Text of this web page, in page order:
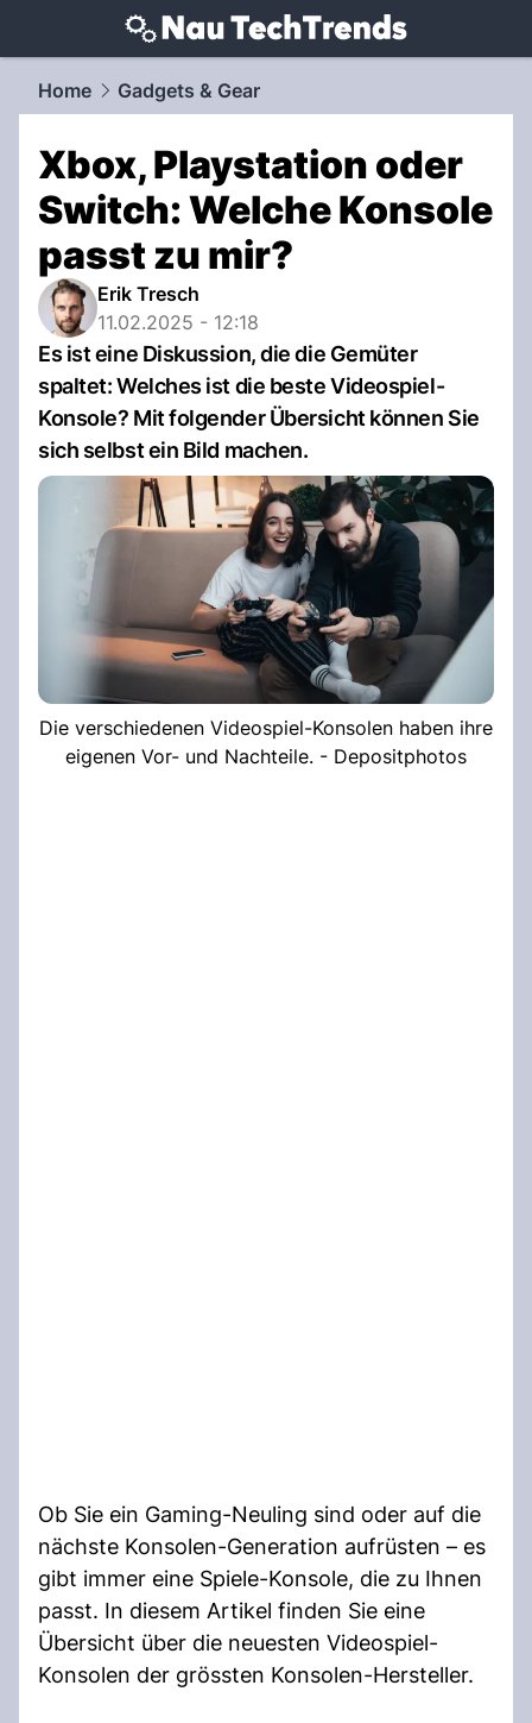
techtrends.NAU.ch
Home Gadgets & Gear
Xbox, Playstation oder
Switch: Welche Konsole
passt zu mir?
Erik Tresch
11.02.2025 - 12:18
Es ist eine Diskussion, die die Gemüter
spaltet: Welches ist die beste Videospiel-
Konsole? Mit folgender Übersicht können Sie
sich selbst ein Bild machen.
Die verschiedenen Videospiel-Konsolen haben ihre
eigenen Vor- und Nachteile. - Depositphotos
Ob Sie ein Gaming-Neuling sind oder auf die
nächste Konsolen-Generation aufrüsten – es
gibt immer eine Spiele-Konsole, die zu Ihnen
passt. In diesem Artikel finden Sie eine
Übersicht über die neuesten Videospiel-
Konsolen der grössten Konsolen-Hersteller.